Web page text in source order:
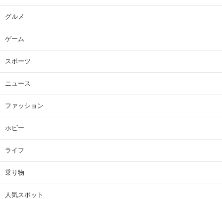
グルメ
ゲーム
スポーツ
ニュース
ファッション
ホビー
ライフ
乗り物
人気スポット